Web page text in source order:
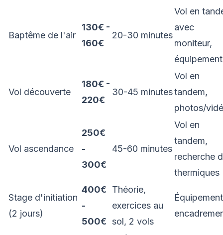
Baptême de l'air
130€ -
160€
20-30 minutes
Vol en
avec
moniteur,
équipement
Vol découverte
180€ -
220€
30-45 minutes
Vol en
tandem,
photos/
Vol ascendance
250€
-
300€
45-60 minutes
Vol en
tandem,
recherche
thermiques
Stage d'initiation
(2 jours)
400€
-
500€
Théorie,
exercices au
sol, 2 vols